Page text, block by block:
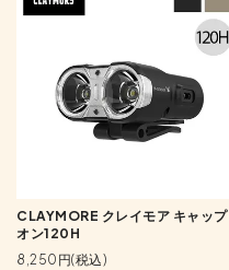
CLAYMORE クレイモア キャップ
オン120H
8,250円(税込)